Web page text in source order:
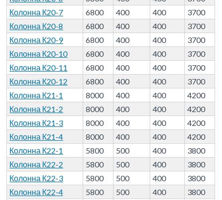
Колонна К20-7
6800 400 400
3700
Колонна К20-8
6800 400 400
3700
Колонна К20-9
6800 400 400
3700
Колонна К20-10
6800 400 400
3700
Колонна К20-11
6800 400 400
3700
Колонна К20-12
6800 400 400
3700
Колонна К21-1
8000 400 400
4200
Колонна К21-2
8000 400 400
4200
Колонна К21-3
8000 400 400
4200
Колонна К21-4
8000 400 400
4200
Колонна К22-1
5800 500 400
3800
Колонна К22-2
5800 500 400
3800
Колонна К22-3
5800 500 400
3800
Колонна К22-4
5800 500 400
3800